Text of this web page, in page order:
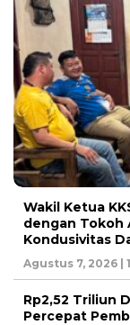
Wakil Ketua
dengan Tokoh
Kondusivitas
Agustus 7, 2026 |
Rp2,52 Triliun
Percepat